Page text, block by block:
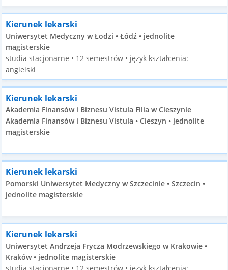
Kierunek lekarski
Uniwersytet Medyczny w Łodzi • Łódź • jednolite
magisterskie
studia stacjonarne • 12 semestrów • język kształcenia:
angielski
Kierunek lekarski
Akademia Finansów i Biznesu Vistula Filia w Cieszynie
Akademia Finansów i Biznesu Vistula • Cieszyn • jednolite
magisterskie
Kierunek lekarski
Pomorski Uniwersytet Medyczny w Szczecinie • Szczecin •
jednolite magisterskie
Kierunek lekarski
Uniwersytet Andrzeja Frycza Modrzewskiego w Krakowie •
Kraków • jednolite magisterskie